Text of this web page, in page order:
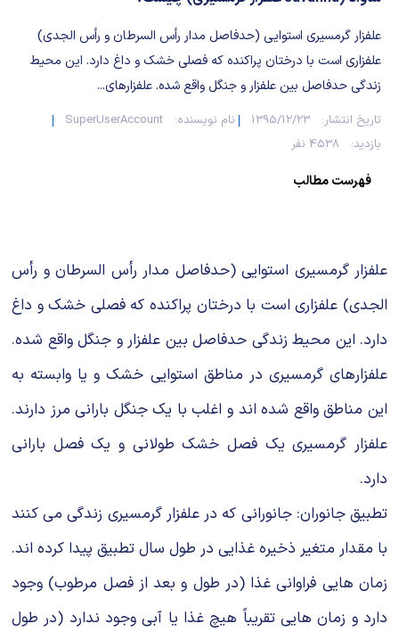
علفزار گرمسیری استوایی (حدفاصل مدار رأس السرطان و رأس الجدی)
علفزاری است با درختان پراکنده که فصلی خشك و داغ دارد. این محیط
زندگی حدفاصل بین علفزار و جنگل واقع شده. علفزارهای...
تاریخ انتشار: 1395/12/23 نام نویسنده:
SuperUserAccount
بازدید:
4538 نفر
فهرست مطالب
علفزار گرمسیری استوایی (حدفاصل مدار رأس السرطان و رأس
الجدی) علفزاری است با درختان پراکنده که فصلی خشك و داغ
دارد. این محیط زندگی حدفاصل بین علفزار و جنگل واقع شده.
علفزارهای گرمسیری در مناطق استوایی خشك و یا وابسته به
این مناطق واقع شده اند و اغلب با یك جنگل بارانی مرز دارند.
علفزار گرمسیری یك فصل خشك طولانی و یك فصل بارانی
دارد.
تطبیق جانوران: جانورانی كه در علفزار گرمسیری زندگی می كنند
با مقدار متغیر ذخیره غذایی در طول سال تطبیق پیدا كرده اند.
زمان هایی فراوانی غذا (در طول و بعد از فصل مرطوب) وجود
دارد و زمان هایی تقریباً هیچ غذا یا آبی وجود ندارد (در طول
صلاح های شیمیایی
مطالب جالب شیمی
بمب های شیمیایی
شیمی عمومی
روانپزشکی
طب سنتی
گیاهان دارویی